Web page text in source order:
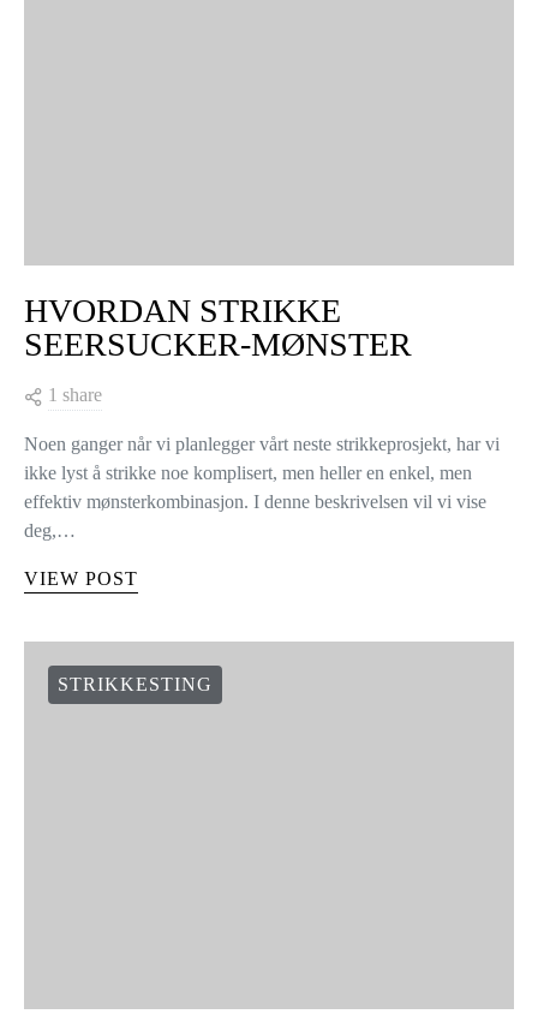
HVORDAN STRIKKE
SEERSUCKER-MØNSTER
1 share
Noen ganger når vi planlegger vårt neste strikkeprosjekt, har vi
ikke lyst å strikke noe komplisert, men heller en enkel, men
effektiv mønsterkombinasjon. I denne beskrivelsen vil vi vise
deg,…
VIEW POST
STRIKKESTING